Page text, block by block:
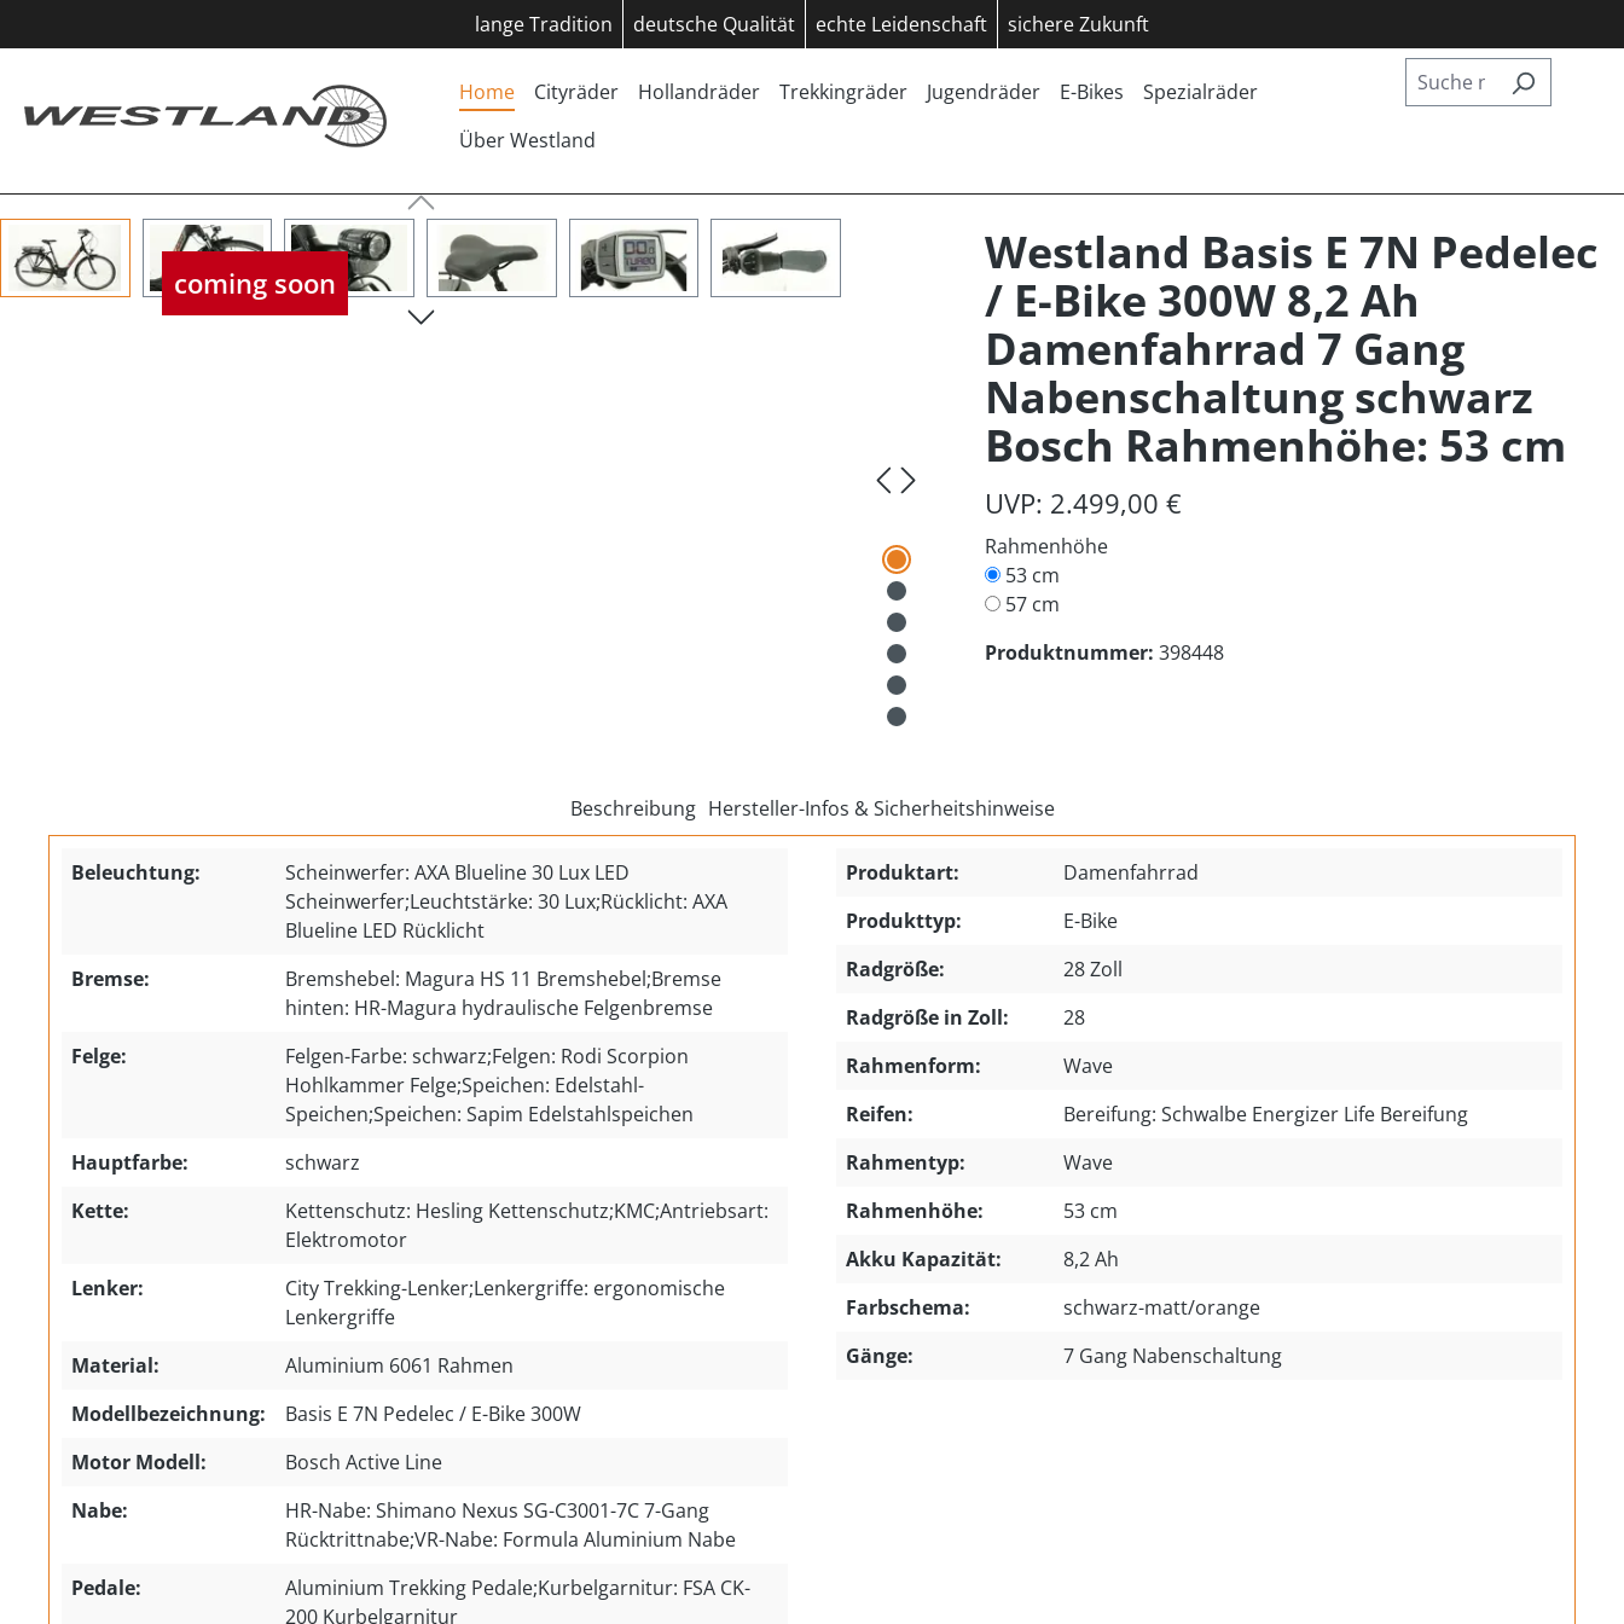
lange Tradition deutsche Qualität echte Leidenschaft sichere Zukunft
Home Cityräder Hollandräder Trekkingräder Jugendräder E-Bikes
Spezialräder
Über Westland
Bildergalerie überspringen
coming soon
Westland Basis E 7N Pedelec
/ E-Bike 300W 8,2 Ah
Damenfahrrad 7 Gang
Nabenschaltung schwarz
Bosch Rahmenhöhe: 53 cm
UVP: 2.499,00 €
Rahmenhöhe
53 cm
57 cm
Produktnummer:398448
Beschreibung Hersteller-Infos & Sicherheitshinweise
Beleuchtung:
Scheinwerfer: AXA Blueline 30 Lux LED
Scheinwerfer;Leuchtstärke: 30 Lux;Rücklicht: AXA
Blueline LED Rücklicht
Bremse:
Bremshebel: Magura HS 11 Bremshebel;Bremse
hinten: HR-Magura hydraulische Felgenbremse
Felge:
Felgen-Farbe: schwarz;Felgen: Rodi Scorpion
Hohlkammer Felge;Speichen: Edelstahl-
Speichen;Speichen: Sapim Edelstahlspeichen
Hauptfarbe:
schwarz
Kette:
Kettenschutz: Hesling Kettenschutz;KMC;Antriebsart:
Elektromotor
Lenker:
City Trekking-Lenker;Lenkergriffe: ergonomische
Lenkergriffe
Material:
Aluminium 6061 Rahmen
Modellbezeichnung:
Basis E 7N Pedelec / E-Bike 300W
Motor Modell:
Bosch Active Line
Nabe:
HR-Nabe: Shimano Nexus SG-C3001-7C 7-Gang
Rücktrittnabe;VR-Nabe: Formula Aluminium Nabe
Pedale:
Aluminium Trekking Pedale;Kurbelgarnitur: FSA CK-
200 Kurbelgarnitur
Produktart:
Damenfahrrad
Produkttyp:
E-Bike
Radgröße:
28 Zoll
Radgröße in Zoll:
28
Rahmenform:
Wave
Reifen:
Bereifung: Schwalbe Energizer Life Bereifung
Rahmentyp:
Wave
Rahmenhöhe:
53 cm
Akku Kapazität:
8,2 Ah
Farbschema:
schwarz-matt/orange
Gänge:
7 Gang Nabenschaltung